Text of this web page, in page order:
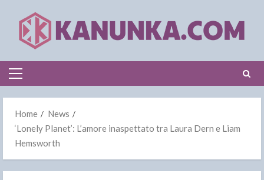
content
Primary
Home
News
‘Lonely Planet’: L’amore inaspettato tra Laura Dern e Liam
Hemsworth